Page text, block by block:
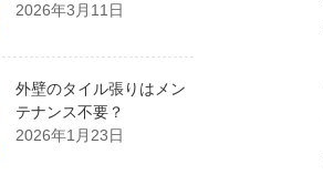
2026年3月11日
外壁のタイル張りはメン
テナンス不要？
2026年1月23日